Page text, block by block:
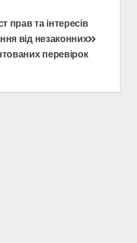
прав та інтересів
від незаконних
перевірок